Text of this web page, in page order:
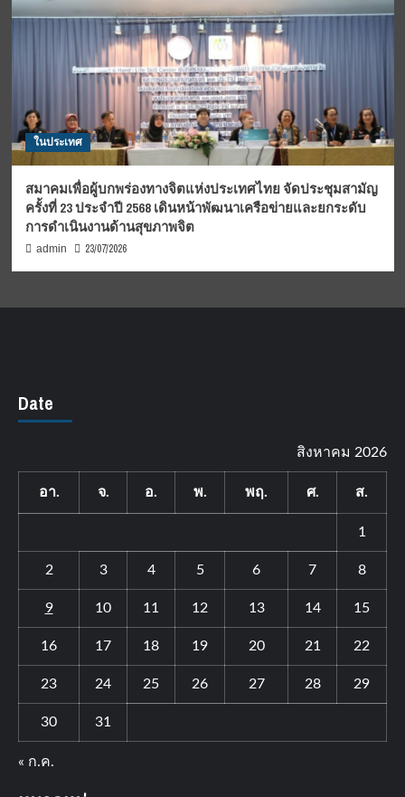
ในประเทศ
สมาคมเพื่อผู้บกพร่องทางจิตแห่งประเทศไทย จัดประชุมสามัญ
ครั้งที่ 23 ประจำปี 2568 เดินหน้าพัฒนาเครือข่ายและยกระดับ
การดำเนินงานด้านสุขภาพจิต
admin 23/07/2026
Date
สิงหาคม 2026
อา. จ. อ. พ. พฤ. ศ. ส.
1
2 3 4 5 6 7 8
9 10 11 12 13 14 15
16 17 18 19 20 21 22
23 24 25 26 27 28 29
30 31
« ก.ค.